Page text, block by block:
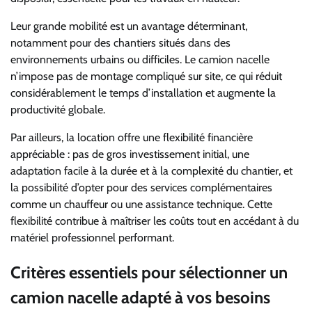
Leur grande mobilité est un avantage déterminant,
notamment pour des chantiers situés dans des
environnements urbains ou difficiles. Le camion nacelle
n’impose pas de montage compliqué sur site, ce qui réduit
considérablement le temps d’installation et augmente la
productivité globale.
Par ailleurs, la location offre une flexibilité financière
appréciable : pas de gros investissement initial, une
adaptation facile à la durée et à la complexité du chantier, et
la possibilité d’opter pour des services complémentaires
comme un chauffeur ou une assistance technique. Cette
flexibilité contribue à maîtriser les coûts tout en accédant à du
matériel professionnel performant.
Critères essentiels pour sélectionner un
camion nacelle adapté à vos besoins